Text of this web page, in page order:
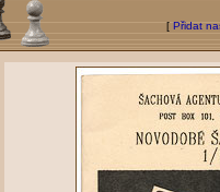
[ Přidat